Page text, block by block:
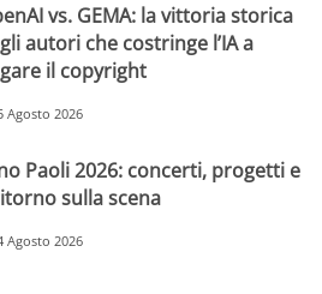
vs. GEMA: la vittoria storica
autori che costringe l’IA a
il copyright
Agosto 2026
Paoli 2026: concerti, progetti e
sulla scena
Agosto 2026